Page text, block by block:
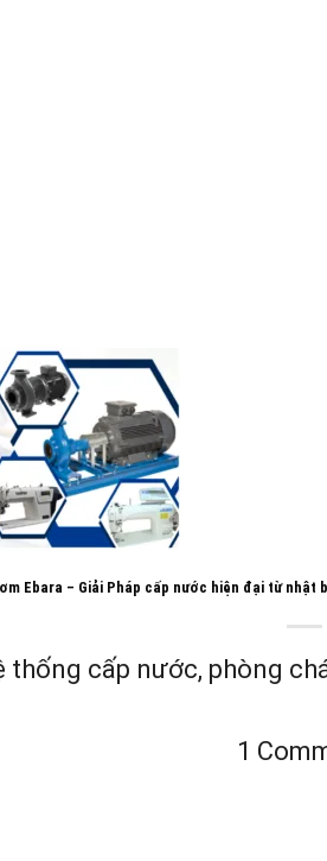
Ebara – Giải Pháp cấp nước hiện đại từ
thống cấp nước, phòng
1